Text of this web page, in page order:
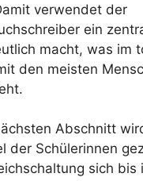
verwendet der
ein
macht, was im
den meisten
Abschnitt
der Schülerinnen
sich bis